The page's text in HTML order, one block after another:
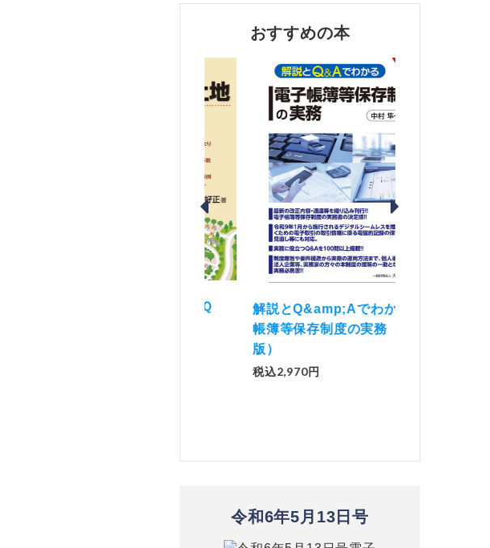
おすすめの本
解説とQ&amp;Aでわかる 電子
帳簿等保存制度の実務（改訂
税込2,970円
「資産承継」
令和6年5月13日号